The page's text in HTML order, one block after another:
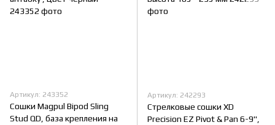
Артикул: 243352
Сошки Magpul Bipod Sling
Stud QD, база крепления на
Артикул: 242293
Стрелковые сошки XD
Precision EZ Pivot & Pan 6-9",